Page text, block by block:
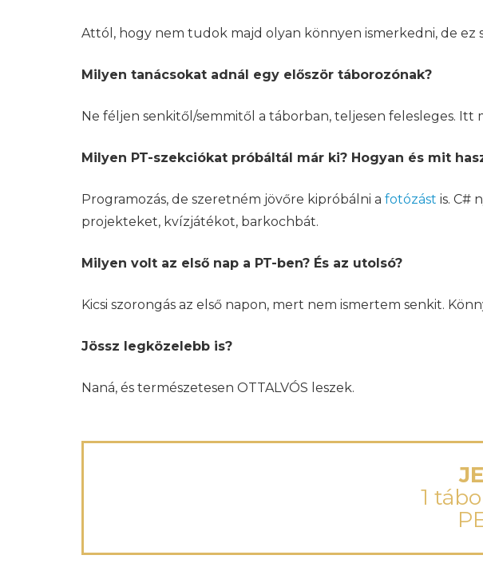
Attól, hogy nem tudok majd olyan könnyen ismerkedni, de ez
Milyen tanácsokat adnál egy először táborozónak?
Ne féljen senkitől/semmitől a táborban, teljesen felesleges. Itt
Milyen PT-szekciókat próbáltál már ki? Hogyan és mit
Programozás, de szeretném jövőre kipróbálni a fotózást is. C#
projekteket, kvízjátékot, barkochbát.
Milyen volt az első nap a PT-ben? És az utolsó?
Kicsi szorongás az első napon, mert nem ismertem senkit.
Jössz legközelebb is?
Naná, és természetesen OTTALVÓS leszek.
1